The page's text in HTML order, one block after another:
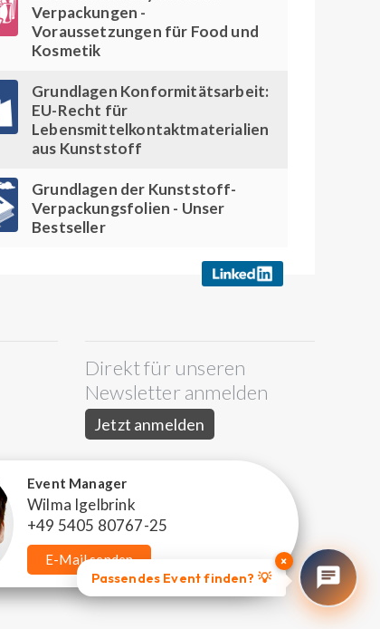
Event Manager
Wilma Igelbrink
+49 5405 80767-25
E-Mail senden
Verpackungen -
Voraussetzungen für Food und
Kosmetik
Grundlagen Konformitätsarbeit:
EU-Recht für
Lebensmittelkontaktmaterialien
aus Kunststoff
Grundlagen der Kunststoff-
Verpackungsfolien - Unser
Bestseller
Direkt für unseren
Newsletter anmelden
Jetzt anmelden
×
Passendes Event finden? 💡